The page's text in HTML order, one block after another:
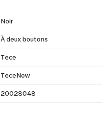
Noir
À deux boutons
Tece
TeceNow
20028048